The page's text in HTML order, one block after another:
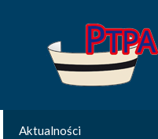
Aktualności